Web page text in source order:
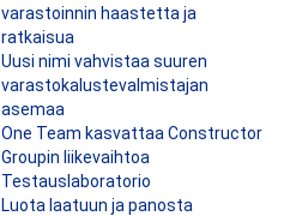
varastoinnin haastetta ja
ratkaisua
Uusi nimi vahvistaa suuren
varastokalustevalmistajan
asemaa
One Team kasvattaa Constructor
Groupin liikevaihtoa
Testauslaboratorio
Luota laatuun ja panosta